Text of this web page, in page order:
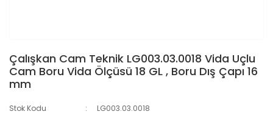
Çalışkan Cam Teknik LG003.03.0018 Vida Uçlu
Cam Boru Vida Ölçüsü 18 GL , Boru Dış Çapı 16
mm
Stok Kodu
LG003.03.0018